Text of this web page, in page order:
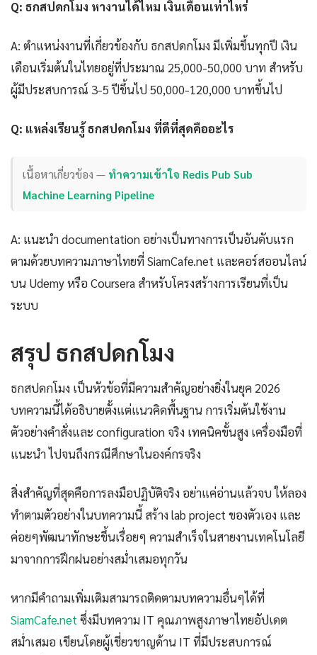
Q: ธกสปดกโมง หางานได้ไหม เงินเดือนเท่าไหร่
A: ตำแหน่งงานที่เกี่ยวข้องกับ ธกสปดกโมง มีเพิ่มขึ้นทุกปี เงิน
เดือนเริ่มต้นในไทยอยู่ที่ประมาณ 25,000-50,000 บาท สำหรับ
ผู้มีประสบการณ์ 3-5 ปีขึ้นไป 50,000-120,000 บาทขึ้นไป
Q: แหล่งเรียนรู้ ธกสปดกโมง ที่ดีที่สุดคืออะไร
เนื้อหาเกี่ยวข้อง — ทำความเข้าใจ Redis Pub Sub
Machine Learning Pipeline
A: แนะนำ documentation อย่างเป็นทางการเป็นอันดับแรก
ตามด้วยบทความภาษาไทยที่ SiamCafe.net และคอร์สออนไลน์
บน Udemy หรือ Coursera สำหรับโครงสร้างการเรียนที่เป็น
ระบบ
สรุป ธกสปดกโมง
ธกสปดกโมง เป็นหัวข้อที่มีความสำคัญอย่างยิ่งในยุค 2026
บทความนี้ได้อธิบายตั้งแต่แนวคิดพื้นฐาน การเริ่มต้นใช้งาน
ตัวอย่างคำสั่งและ configuration จริง เทคนิคขั้นสูง เครื่องมือที่
แนะนำ ไปจนถึงกรณีศึกษาในองค์กรจริง
สิ่งสำคัญที่สุดคือการลงมือปฏิบัติจริง อย่าแค่อ่านแล้วจบ ให้ลอง
ทำตามตัวอย่างในบทความนี้ สร้าง lab project ของตัวเอง และ
ค่อยๆพัฒนาทักษะขึ้นเรื่อยๆ ความสำเร็จในสายงานเทคโนโลยี
มาจากการฝึกฝนอย่างสม่ำเสมอทุกวัน
หากมีคำถามเพิ่มเติมสามารถติดตามบทความอื่นๆได้ที่
SiamCafe.net ซึ่งมีบทความ IT คุณภาพสูงภาษาไทยอัปเดต
สม่ำเสมอ เขียนโดยผู้เชี่ยวชาญด้าน IT ที่มีประสบการณ์